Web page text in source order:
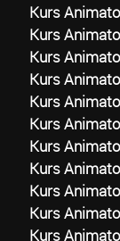
Kurs
Kurs
Kurs
Kurs
Kurs
Kurs
Kurs
Kurs
Kurs
Kurs
Kurs